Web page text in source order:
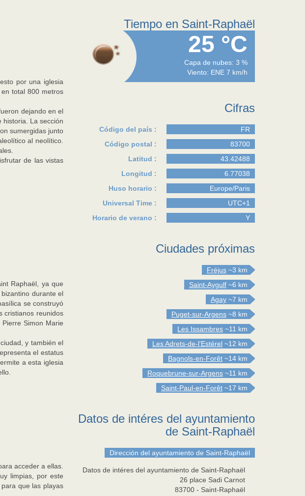
por una iglesia
total 800 metros
dejando en el
La sección
sumergidas junto
al neolítico.
de las vistas
Raphaël, ya que
durante el
se construyó
cristianos reunidos
Simon Marie
y también el
el estatus
a esta iglesia
acceder a ellas.
limpias, por este
que las playas
Tiempo en Saint-Raphaël
25 °C
Capa de nubes: 3 %
Viento: ENE 7 km/h
Cifras
Código del país :
FR
Código postal :
83700
Latitud :
43.42488
Longitud :
6.77038
Huso horario :
Europe/Paris
Universal Time :
UTC+1
Horario de verano :
Y
Ciudades próximas
Fréjus ~3 km
Saint-Aygulf ~6 km
Agay ~7 km
Puget-sur-Argens ~8 km
Les Issambres ~11 km
Les Adrets-de-l'Estérel ~12 km
Bagnols-en-Forêt ~14 km
Roquebrune-sur-Argens ~11 km
Saint-Paul-en-Forêt ~17 km
Datos de intéres del ayuntamiento
de Saint-Raphaël
Dirección del ayuntamiento de Saint-Raphaël
Datos de intéres del ayuntamiento de Saint-Raphaël
26 place Sadi Carnot
83700 - Saint-Raphaël